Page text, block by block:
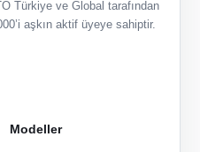
Türkiye ve Global tarafından
aşkın aktif üyeye sahiptir.
Modeller